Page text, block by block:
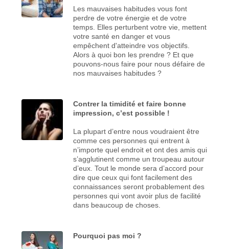
Les mauvaises habitudes vous font
perdre de votre énergie et de votre
temps. Elles perturbent votre vie, mettent
votre santé en danger et vous
empêchent d'atteindre vos objectifs.
Alors à quoi bon les prendre ? Et que
pouvons-nous faire pour nous défaire de
nos mauvaises habitudes ?
Contrer la timidité et faire bonne
impression, c’est possible !
La plupart d’entre nous voudraient être
comme ces personnes qui entrent à
n’importe quel endroit et ont des amis qui
s’agglutinent comme un troupeau autour
d’eux. Tout le monde sera d’accord pour
dire que ceux qui font facilement des
connaissances seront probablement des
personnes qui vont avoir plus de facilité
dans beaucoup de choses.
Pourquoi pas moi ?